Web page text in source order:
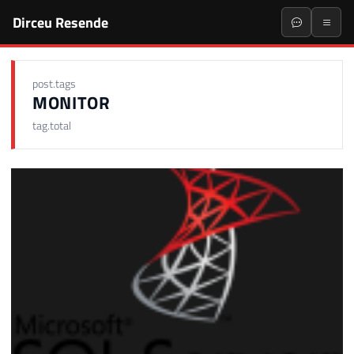
Dirceu Resende
post.tags
MONITOR
tag.total